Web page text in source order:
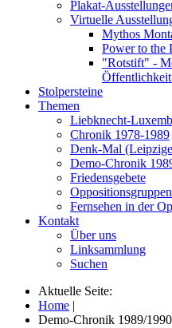
Plakat-
Virtuelle
Mythos
Power to the
"Rotstift" -
Stolpersteine
Themen
Liebknecht-
Chronik 1978-1989
Denk-Mal
Demo-Chronik
Friedensgebete
Oppositionsgruppen
Fernsehen in der
Kontakt
Über uns
Linksammlung
Suchen
Aktuelle Seite:
Home |
Demo-Chronik 1989/1990